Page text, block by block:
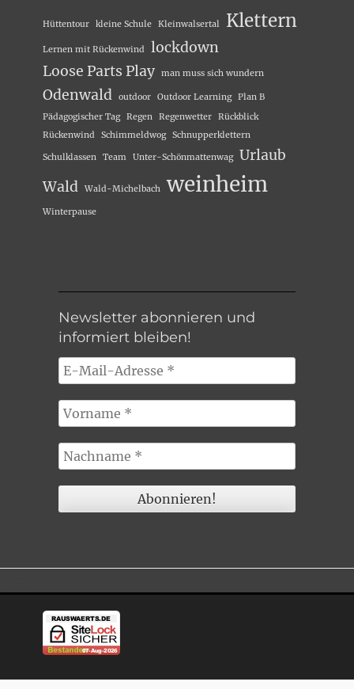
Hüttentour kleine Schule Kleinwalsertal Klettern
Lernen mit Rückenwind
lockdown
Loose Parts Play
man muss sich wundern
Odenwald outdoor Outdoor Learning
Plan B
Pädagogischer Tag
Regen Regenwetter
Rückblick
Rückenwind
Schimmeldwog Schnupperklettern
Schulklassen Team Unter-Schönmattenwag
Urlaub
Wald
Wald-Michelbach weinheim
Winterpause
Newsletter abonnieren und
informiert bleiben!